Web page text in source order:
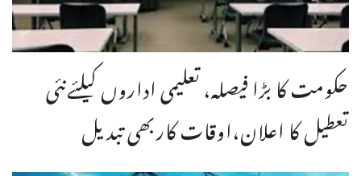
حکومت کا بڑا فیصلہ، تعلیمی اداروں کیلئےنئی
تعطیل کا اعلان،اوقات کاربھی تبدیل